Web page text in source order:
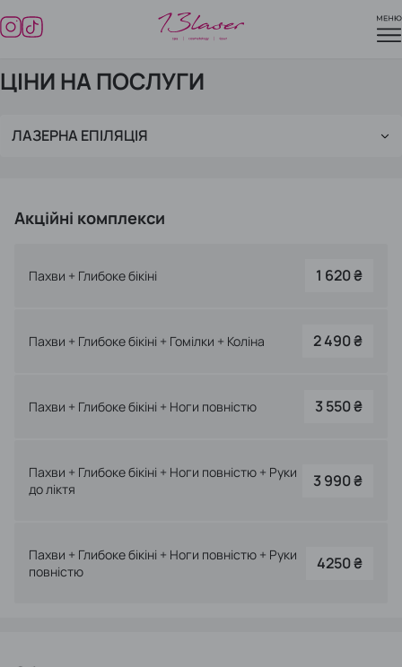
13laser instagram Go to homepage
Акції
13laser instagram
ЦІНИ НА ПОСЛУГИ
ЛАЗЕРНА ЕПІЛЯЦІЯ
Акційні комплекси
Пахви + Глибоке бікіні 1 620 ₴
Пахви + Глибоке бікіні + Гомілки + Коліна 2 490 ₴
Пахви + Глибоке бікіні + Ноги повністю 3 550 ₴
Пахви + Глибоке бікіні + Ноги повністю + Руки
до ліктя
3 990 ₴
Пахви + Глибоке бікіні + Ноги повністю + Руки
повністю
4250 ₴